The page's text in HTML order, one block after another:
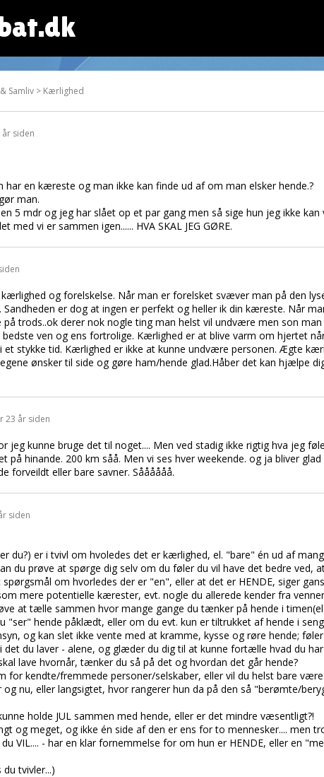
Samliv > Kærlighed
siden
har en kæreste og man ikke kan finde ud af om man elsker hende.?
man.
5 mdr og jeg har slået op et par gang men så sige hun jeg ikke
med vi er sammen igen...... HVA SKAL JEG GØRE.
og forelskelse. Når man er forelsket svæver man på den
Sandheden er dog at ingen er perfekt og heller ik din kæreste. Når
på trods..ok derer nok nogle ting man helst vil undvære men son
ven og ens fortrolige. Kærlighed er at blive varm om hjertet
et stykke tid. Kærlighed er ikke at kunne undvære personen. Ægte
ønsker til side og gøre ham/hende glad.Håber det kan hjælpe
23 år siden
jeg kunne bruge det til noget.... Men ved stadig ikke rigtig hva jeg
på hinande. 200 km såå. Men vi ses hver weekende. og ja bliver
forveildt eller bare savner. Såååååå.
siden
du?) er i tvivl om hvoledes det er kærlighed, el. "bare" én ud af
du prøve at spørge dig selv om du føler du vil have det bedre ved,
om hvorledes der er "en", eller at det er HENDE, siger
mere potentielle kærester, evt. nogle du allerede kender fra
at tælle sammen hvor mange gange du tænker på hende i
"ser" hende påklædt, eller om du evt. kun er tiltrukket af hende i
og kan slet ikke vente med at kramme, kysse og røre hende;
det du laver - alene, og glæder du dig til at kunne fortælle hvad du
lave hvornår, tænker du så på det og hvordan det går hende?
for kendte/fremmede personer/selskaber, eller vil du helst bare
nu, eller langsigtet, hvor rangerer hun da på den så "berømte/
holde JUL sammen med hende, eller er det mindre væsentligt?!
og meget, og ikke én side af den er ens for to mennesker.... men
VIL.... - har en klar fornemmelse for om hun er HENDE, eller en
tvivler...)